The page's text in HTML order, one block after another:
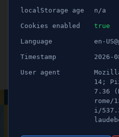
hem pris i
Karlstad
Publicerad 26 april 2024 08:30
localStorage age n/a
Cookies enabled true
Language en-
Timestamp 2026-
User agent
14;
7.36
rome/
i/